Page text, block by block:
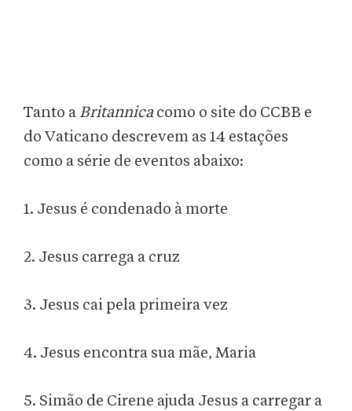
Tanto aBritannica como o site do CCBB e
do Vaticano descrevem as 14 estações
como a série de eventos abaixo:
1. Jesus é condenado à morte
2. Jesus carrega a cruz
3. Jesus cai pela primeira vez
4. Jesus encontra sua mãe, Maria
5. Simão de Cirene ajuda Jesus a carregar a